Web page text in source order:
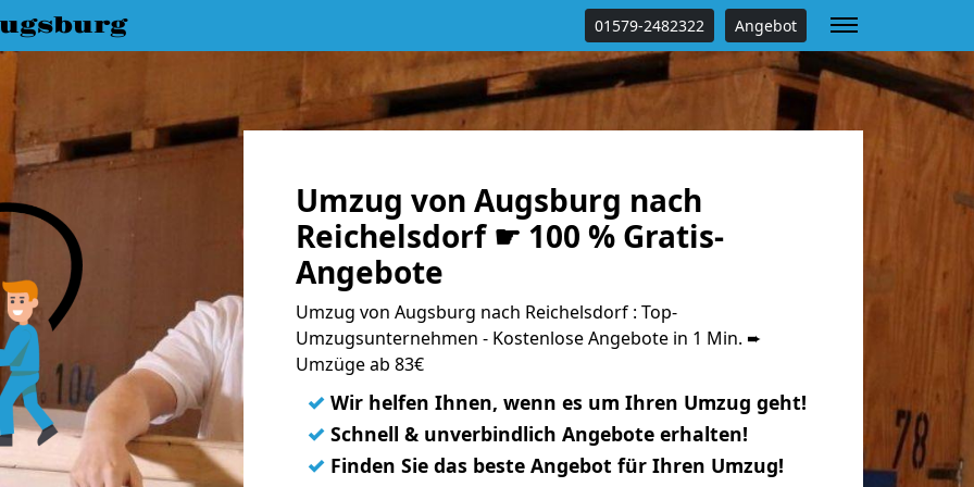
01579-2482322 Angebot
Umzug von Augsburg nach
Reichelsdorf ☛ 100 % Gratis-
Angebote
Umzug von Augsburg nach Reichelsdorf : Top-
Umzugsunternehmen - Kostenlose Angebote in 1 Min. ➨
Umzüge ab 83€
✓ Wir helfen Ihnen, wenn es um Ihren Umzug geht!
✓ Schnell & unverbindlich Angebote erhalten!
✓ Finden Sie das beste Angebot für Ihren Umzug!